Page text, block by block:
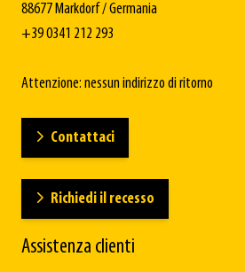
88677 Markdorf / Germania
+39 0341 212 293
Attenzione: nessun indirizzo di ritorno
Contattaci
Richiedi il recesso
Assistenza clienti